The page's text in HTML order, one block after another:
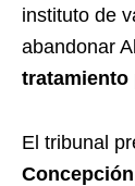
instituto de
abandonar
El tribunal